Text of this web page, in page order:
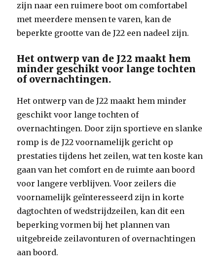
zijn naar een ruimere boot om comfortabel
met meerdere mensen te varen, kan de
beperkte grootte van de J22 een nadeel zijn.
Het ontwerp van de J22 maakt hem
minder geschikt voor lange tochten
of overnachtingen.
Het ontwerp van de J22 maakt hem minder
geschikt voor lange tochten of
overnachtingen. Door zijn sportieve en slanke
romp is de J22 voornamelijk gericht op
prestaties tijdens het zeilen, wat ten koste kan
gaan van het comfort en de ruimte aan boord
voor langere verblijven. Voor zeilers die
voornamelijk geïnteresseerd zijn in korte
dagtochten of wedstrijdzeilen, kan dit een
beperking vormen bij het plannen van
uitgebreide zeilavonturen of overnachtingen
aan boord.